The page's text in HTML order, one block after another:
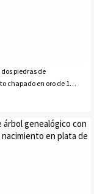
piedras de
chapado en oro de 18